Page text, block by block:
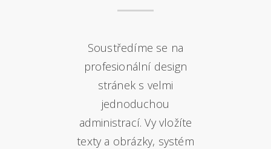
Soustředíme se na
profesionální design
stránek s velmi
jednoduchou
administrací. Vy vložíte
texty a obrázky, systém